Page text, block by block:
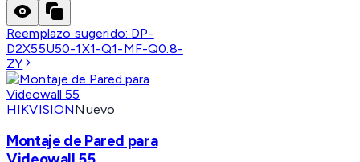
Reemplazo sugerido: DP-
D2X55U50-1X1-Q1-MF-Q0.8-
ZY
HIKVISIONNuevo
Montaje de Pared para